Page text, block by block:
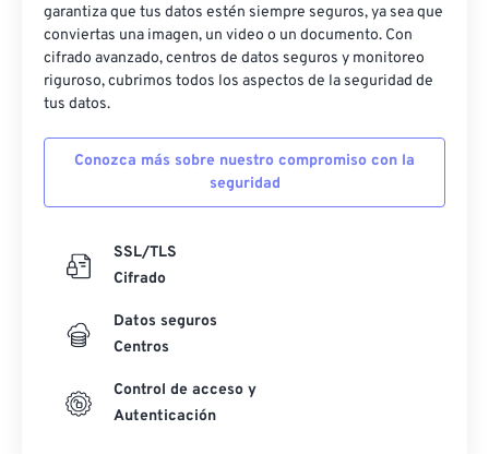
garantiza que tus datos estén siempre seguros, ya sea que
conviertas una imagen, un video o un documento. Con
cifrado avanzado, centros de datos seguros y monitoreo
riguroso, cubrimos todos los aspectos de la seguridad de
tus datos.
Conozca más sobre nuestro compromiso con la
seguridad
SSL/TLS
Cifrado
Datos seguros
Centros
Control de acceso y
Autenticación